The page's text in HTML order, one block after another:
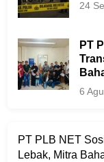
24
PT
6
PT PLB NET
Lebak, Mitra